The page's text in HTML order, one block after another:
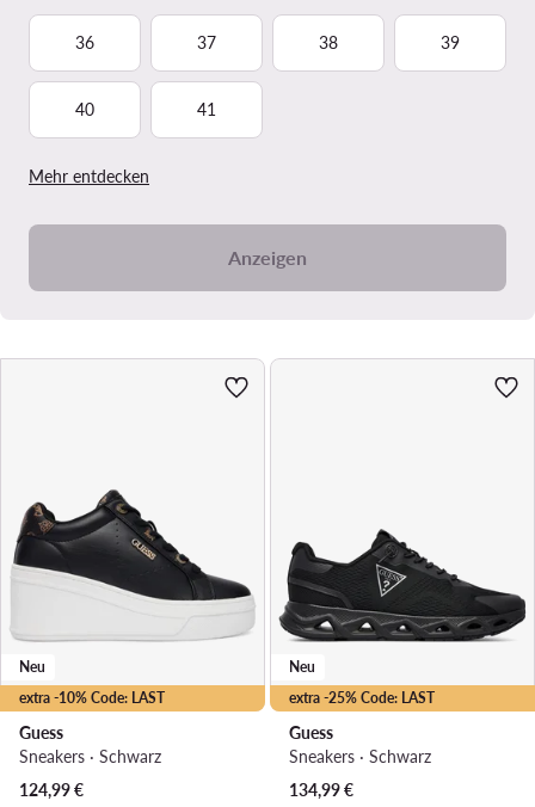
36 37 38 39
40 41
Mehr entdecken
Anzeigen
extra -10% Code: LAST
Neu
Guess
Sneakers · Schwarz
124,99€
extra -25% Code: LAST
Neu
Guess
Sneakers · Schwarz
134,99€